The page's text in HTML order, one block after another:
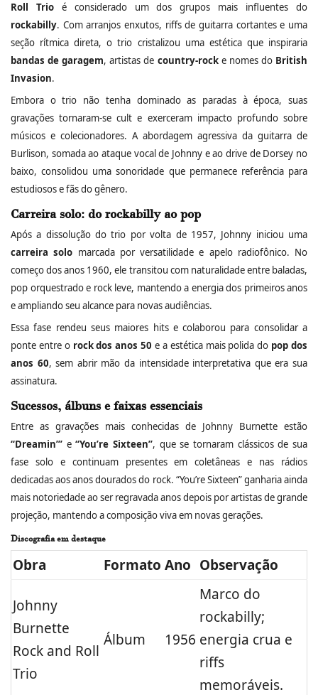
Roll Trioé considerado um dos grupos mais influentes do
rockabilly. Com arranjos enxutos, riffs de guitarra cortantes e uma
seção rítmica direta, o trio cristalizou uma estética que inspiraria
bandas de garagem, artistas de country‑rocke nomes do British
Invasion.
Embora o trio não tenha dominado as paradas à época, suas
gravações tornaram‑se cult e exerceram impacto profundo sobre
músicos e colecionadores. A abordagem agressiva da guitarra de
Burlison, somada ao ataque vocal de Johnny e ao drive de Dorsey no
baixo, consolidou uma sonoridade que permanece referência para
estudiosos e fãs do gênero.
Carreira solo: do rockabilly ao pop
Após a dissolução do trio por volta de 1957, Johnny iniciou uma
carreira solo marcada por versatilidade e apelo radiofônico. No
começo dos anos 1960, ele transitou com naturalidade entre baladas,
pop orquestrado e rock leve, mantendo a energia dos primeiros anos
e ampliando seu alcance para novas audiências.
Essa fase rendeu seus maiores hits e colaborou para consolidar a
ponte entre o rock dos anos 50 e a estética mais polida do pop dos
anos 60, sem abrir mão da intensidade interpretativa que era sua
assinatura.
Sucessos, álbuns e faixas essenciais
Entre as gravações mais conhecidas de Johnny Burnette estão
“Dreamin’” e“You’re Sixteen”, que se tornaram clássicos de sua
fase solo e continuam presentes em coletâneas e nas rádios
dedicadas aos anos dourados do rock. “You’re Sixteen” ganharia ainda
mais notoriedade ao ser regravada anos depois por artistas de grande
projeção, mantendo a composição viva em novas gerações.
Discografia em destaque
Obra Formato Ano Observação
Johnny
Burnette
Rock and Roll
Trio
Álbum 1956
Marco do
rockabilly;
energia crua e
riffs
memoráveis.